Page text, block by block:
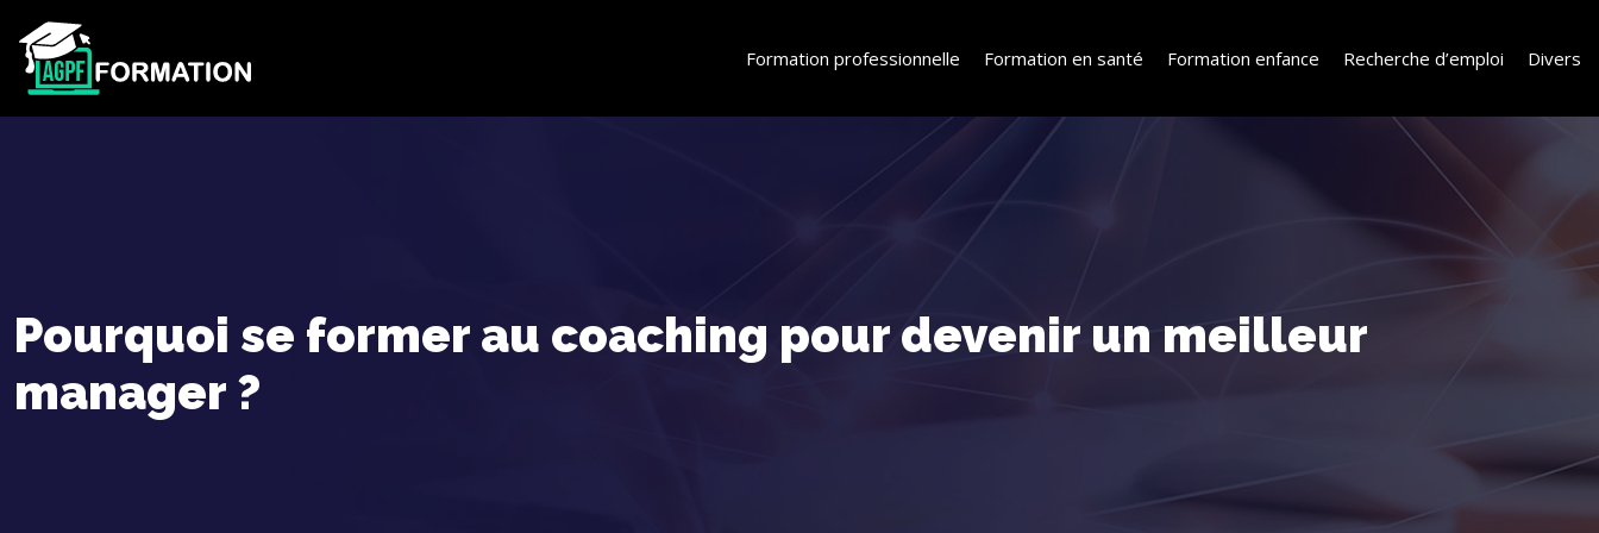
Formation professionnelle Formation en santé Formation enfance Recherche d’emploi Divers
Pourquoi se former au coaching pour devenir un meilleur
manager ?